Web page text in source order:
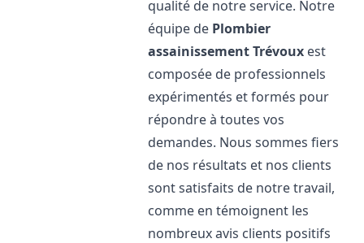
qualité de notre service. Notre
équipe de Plombier
assainissementTrévoux est
composée de professionnels
expérimentés et formés pour
répondre à toutes vos
demandes. Nous sommes fiers
de nos résultats et nos clients
sont satisfaits de notre travail,
comme en témoignent les
nombreux avis clients positifs